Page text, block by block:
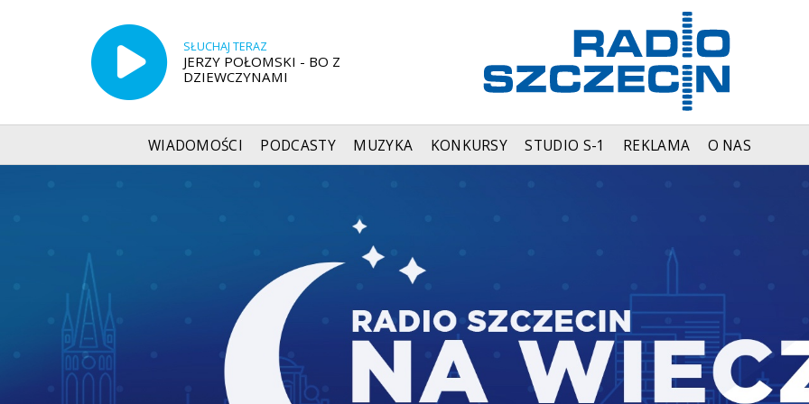
SŁUCHAJ TERAZ
JERZY POŁOMSKI - BO Z
DZIEWCZYNAMI
WIADOMOŚCI PODCASTY MUZYKA KONKURSY STUDIO S-1 REKLAMA O NAS